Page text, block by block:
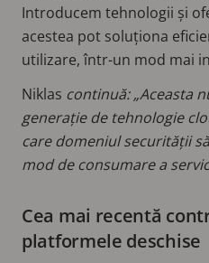
Introducem tehnologii și
acestea pot soluționa
utilizare, într-un mod mai
Niklas continuă: „Aceasta
generație de tehnologie
care domeniul securității
mod de consumare a
Cea mai recentă
platformele deschise